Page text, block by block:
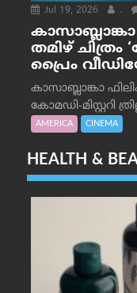
Jul 19, 2026 .
തമിഴ്
പ്രൈം
കാസാബ്ലാങ്കാ
കോമഡി-മിസ്റ്ററി
AMERICA CINEMA
HEALTH &